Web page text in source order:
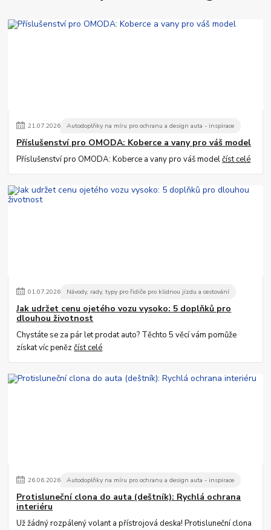
21.07.2026 Autodoplňky na míru pro ochranu a design auta - inspirace
Příslušenství pro OMODA: Koberce a vany pro váš model
Příslušenství pro OMODA: Koberce a vany pro váš modelčíst celé
01.07.2026 Návody, rady, typy pro řidiče pro klidnou jízdu a cestování
Jak udržet cenu ojetého vozu vysoko: 5 doplňků pro
dlouhou životnost
Chystáte se za pár let prodat auto? Těchto 5 věcí vám pomůže
získat víc penězčíst celé
26.06.2026 Autodoplňky na míru pro ochranu a design auta - inspirace
Protisluneční clona do auta (deštník): Rychlá ochrana
interiéru
Už žádný rozpálený volant a přístrojová deska! Protisluneční clona